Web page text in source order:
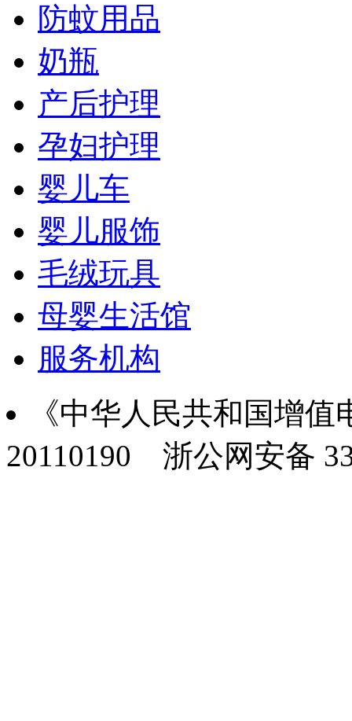
防蚊用品
奶瓶
产后护理
孕妇护理
婴儿车
婴儿服饰
毛绒玩具
母婴生活馆
服务机构
《中华人民共和国增
20110190 浙公网安备